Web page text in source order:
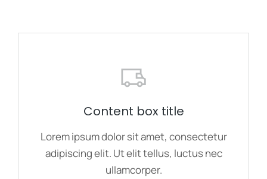
Content box title
Lorem ipsum dolor sit amet, consectetur
adipiscing elit. Ut elit tellus, luctus nec
ullamcorper.